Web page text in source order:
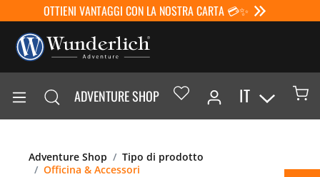
OTTIENI VANTAGGI CON LA NOSTRA CARTA 💳✨
ADVENTURE SHOP IT
Adventure Shop
Tipo di prodotto
Officina & Accessori